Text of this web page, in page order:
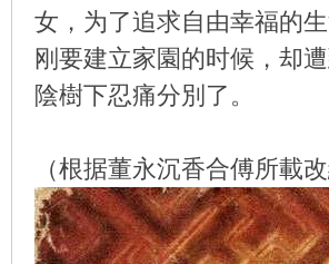
女，为了追求自由幸福的
刚要建立家園的时候，却
陰樹下忍痛分別了。
（根据董永沉香合傅所載改